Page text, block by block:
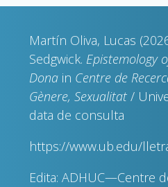
Martín Oliva, Lucas
Sedgwick. Epistemology
Dona in Centre de
Gènere, Sexualitat /
data de consulta
https://www.ub.edu/
Edita: ADHUC—Centre